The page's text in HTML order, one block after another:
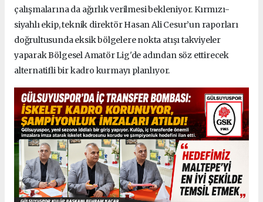
çalışmalarına da ağırlık verilmesi bekleniyor. Kırmızı-
siyahlı ekip, teknik direktör Hasan Ali Cesur’un raporları
doğrultusunda eksik bölgelere nokta atışı takviyeler
yaparak Bölgesel Amatör Lig'de adından söz ettirecek
alternatifli bir kadro kurmayı planlıyor.